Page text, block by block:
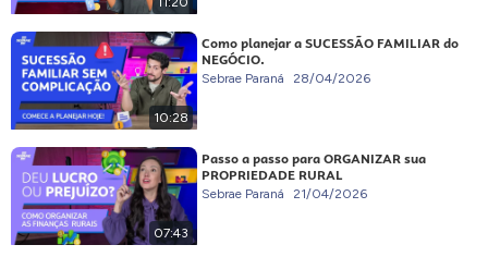
10:28
Como planejar a SUCESSÃO FAMILIAR do
NEGÓCIO.
Sebrae Paraná 28/04/2026
07:43
Passo a passo para ORGANIZAR sua
PROPRIEDADE RURAL
Sebrae Paraná 21/04/2026